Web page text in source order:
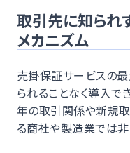
取引先に知られ
メカニズム
売掛保証サービスの
られることなく導入で
年の取引関係や新規
る商社や製造業では